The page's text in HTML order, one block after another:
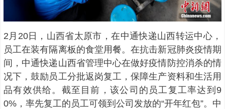
2月20日，山西省太原市，在中通快递山西转运中心，
员工在装有隔离板的食堂用餐。在抗击新冠肺炎疫情期
间，中通快递山西省管理中心在做好疫情防控消杀的情
况下，鼓励员工分批返岗复工，保障生产资料和生活用
品有效供给。截至目前，该公司的员工复工率达到9
0%，率先复工的员工可领到公司发放的“开年红包”。中